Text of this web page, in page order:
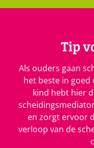
Tip
Als ouders gaan
het beste in goed
kind hebt hier
en zorgt ervoor
verloop van de